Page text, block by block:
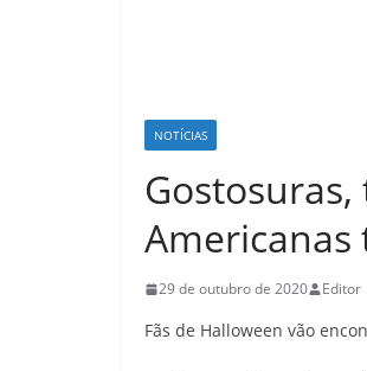
NOTÍCIAS
29 de outubro de 2020 Editor
Fãs de Halloween vão